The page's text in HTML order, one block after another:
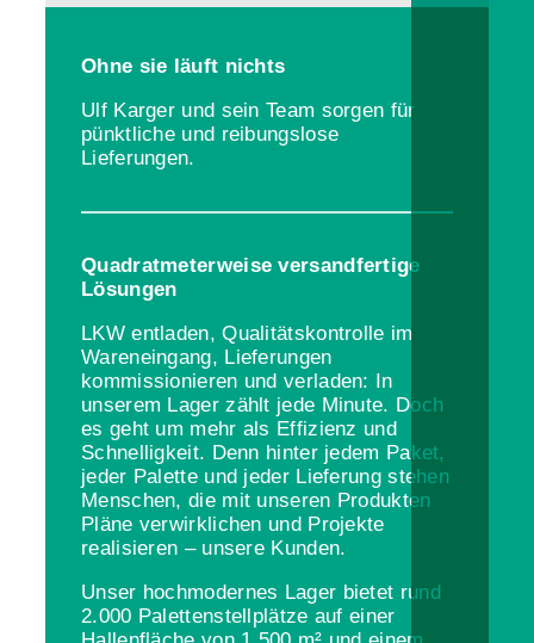
Ohne sie läuft nichts
Ulf Karger und sein Team sorgen für
pünktliche und reibungslose
Lieferungen.
Quadratmeterweise versandfertige
Lösungen
LKW entladen, Qualitätskontrolle im
Wareneingang, Lieferungen
kommissionieren und verladen: In
unserem Lager zählt jede Minute. Doch
es geht um mehr als Effizienz und
Schnelligkeit. Denn hinter jedem Paket,
jeder Palette und jeder Lieferung stehen
Menschen, die mit unseren Produkten
Pläne verwirklichen und Projekte
realisieren – unsere Kunden.
Unser hochmodernes Lager bietet rund
2.000 Palettenstellplätze auf einer